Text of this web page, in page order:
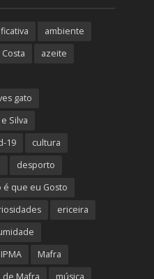
ambiente
azeite
gato
Silva
19
cultura
desporto
é que eu Gosto
ericeira
IPMA
Mafra
Mafra música